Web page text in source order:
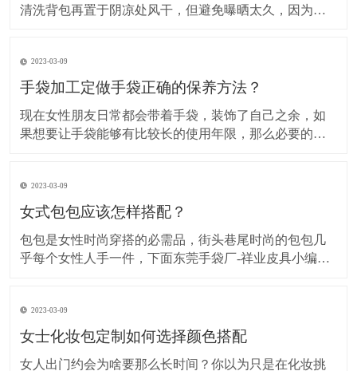
清洗背包再置于阴凉处风干，但避免曝晒太久，因为紫
垫的针具须缝牢，尼龙线可用火烤断。具体方法如下： ​
旅行背包 1、用小刷子把浮土刷干净，适用于只有浮
2023-03-09
手袋加工定做手袋正确的保养方法？
现在女性朋友日常都会带着手袋，装饰了自己之余，如
果想要让手袋能够有比较长的使用年限，那么必要的护
擦拭手袋的表面，这样可以防止灰尘聚集，如果长时间
不使用的话，可以在手袋里面塞入报纸，防止出
2023-03-09
女式包包应该怎样搭配？
包包是女性时尚穿搭的必需品，街头巷尾时尚的包包几
乎每个女性人手一件，下面东莞手袋厂-祥业皮具小编大
这款帆布共和国的帆布双肩包做例：鲜明的色彩对接很
有个性，时尚的造型搭配普通的牛仔长衫，打底裤就
2023-03-09
女士化妆包定制如何选择颜色搭配
女人出门约会为啥要那么长时间？你以为只是在化妆挑